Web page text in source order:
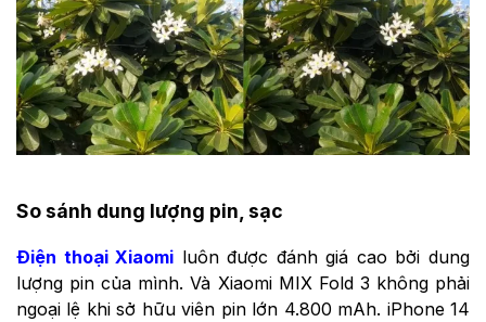
So sánh dung lượng pin, sạc
Điện thoại Xiaomi luôn được đánh giá cao bởi dung
lượng pin của mình. Và Xiaomi MIX Fold 3 không phải
ngoại lệ khi sở hữu viên pin lớn 4.800 mAh. iPhone 14